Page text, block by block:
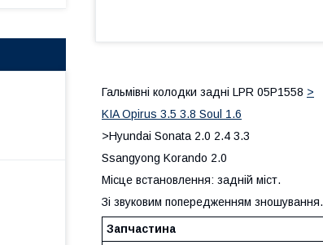
Гальмівні колодки задні LPR 05P1558 >
KIA Opirus 3.5 3.8 Soul 1.6
>Hyundai Sonata 2.0 2.4 3.3
Ssangyong Korando 2.0
Місце встановлення: задній міст.
Зі звуковим попередженням зношування.
Запчастина